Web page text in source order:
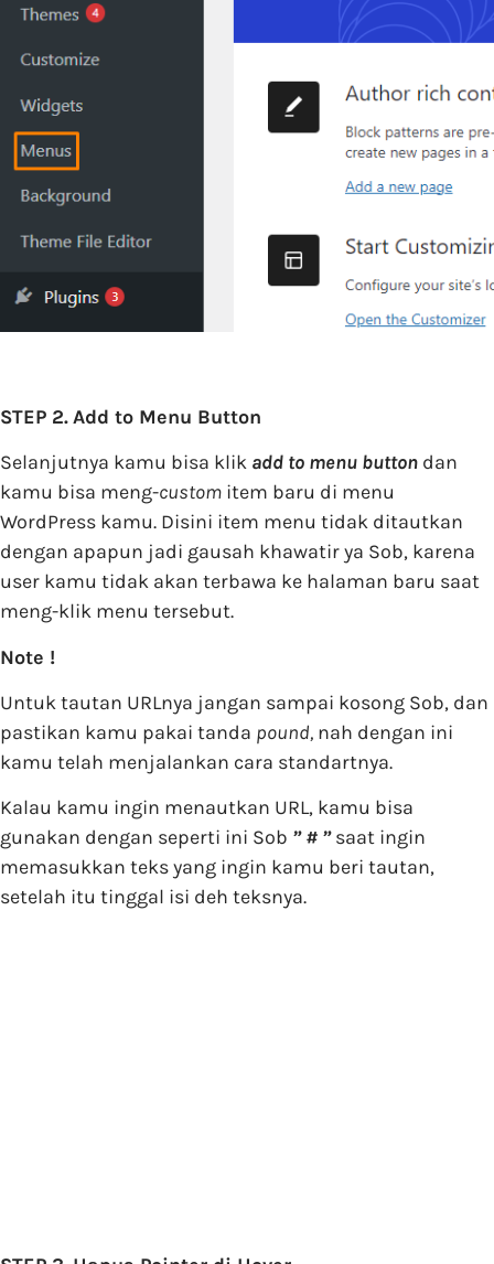
STEP 2.Add to Menu Button
Selanjutnya kamu bisa klik add to menu button dan
kamu bisa meng-custom item baru di menu
WordPress kamu. Disini item menu tidak ditautkan
dengan apapun jadi gausah khawatir ya Sob, karena
user kamu tidak akan terbawa ke halaman baru saat
meng-klik menu tersebut.
Note !
Untuk tautan URLnya jangan sampai kosong Sob, dan
pastikan kamu pakai tanda pound, nah dengan ini
kamu telah menjalankan cara standartnya.
Kalau kamu ingin menautkan URL, kamu bisa
gunakan dengan seperti ini Sob ” # ”saat ingin
memasukkan teks yang ingin kamu beri tautan,
setelah itu tinggal isi deh teksnya.